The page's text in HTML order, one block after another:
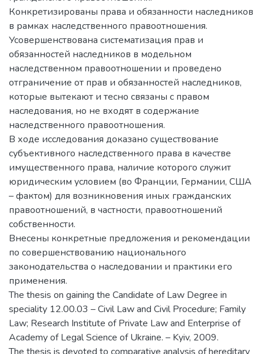
Конкретизированы права и обязанности наследников
в рамках наследственного правоотношения.
Усовершенствована систематизация прав и
обязанностей наследников в модельном
наследственном правоотношении и проведено
отграничение от прав и обязанностей наследников,
которые вытекают и тесно связаны с правом
наследования, но не входят в содержание
наследственного правоотношения.
В ходе исследования доказано существование
субъективного наследственного права в качестве
имущественного права, наличие которого служит
юридическим условием (во Франции, Германии, США
– фактом) для возникновения иных гражданских
правоотношений, в частности, правоотношений
собственности.
Внесены конкретные предложения и рекомендации
по совершенствованию национального
законодательства о наследовании и практики его
применения.
The thesis on gaining the Candidate of Law Degree in
speciality 12.00.03 – Civil Law and Civil Procedure; Family
Law; Research Institute of Private Law and Enterprise of
Academy of Legal Science of Ukraine. – Kyiv, 2009.